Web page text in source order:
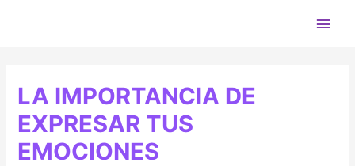
LA IMPORTANCIA DE
EXPRESAR TUS
EMOCIONES